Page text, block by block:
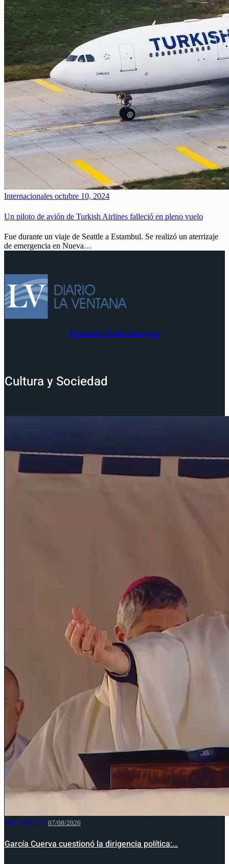
Internacionales octubre 10, 2024
Un piloto de avión de Turkish Airlines falleció en pleno vuelo
Fue durante un viaje de Seattle a Estambul. Se realizó un aterrizaje
de emergencia en Nueva…
Facebook Twitter Instagram
Cultura y Sociedad
NACIONALES 07/08/2026
García Cuerva cuestionó la dirigencia política:…